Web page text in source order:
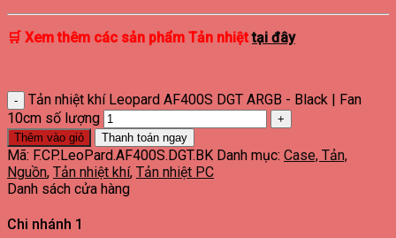
🛒 Xem thêm các sản phẩm Tản nhiệttại đây
Tản nhiệt khí Leopard AF400S DGT ARGB - Black | Fan
10cm số lượng
Thêm vào giỏ Thanh toán ngay
Mã: F.CP.LeoPard.AF400S.DGT.BK Danh mục: Case, Tản,
Nguồn, Tản nhiệt khí, Tản nhiệt PC
Danh sách cửa hàng
Chi nhánh 1